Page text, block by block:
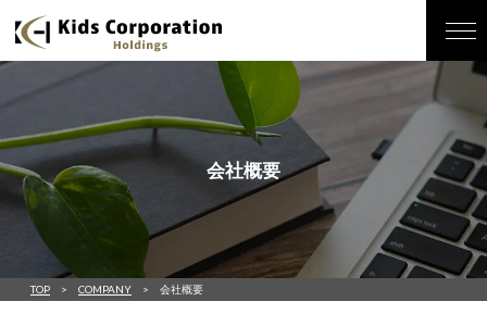
会社概要
TOP COMPANY 会社概要